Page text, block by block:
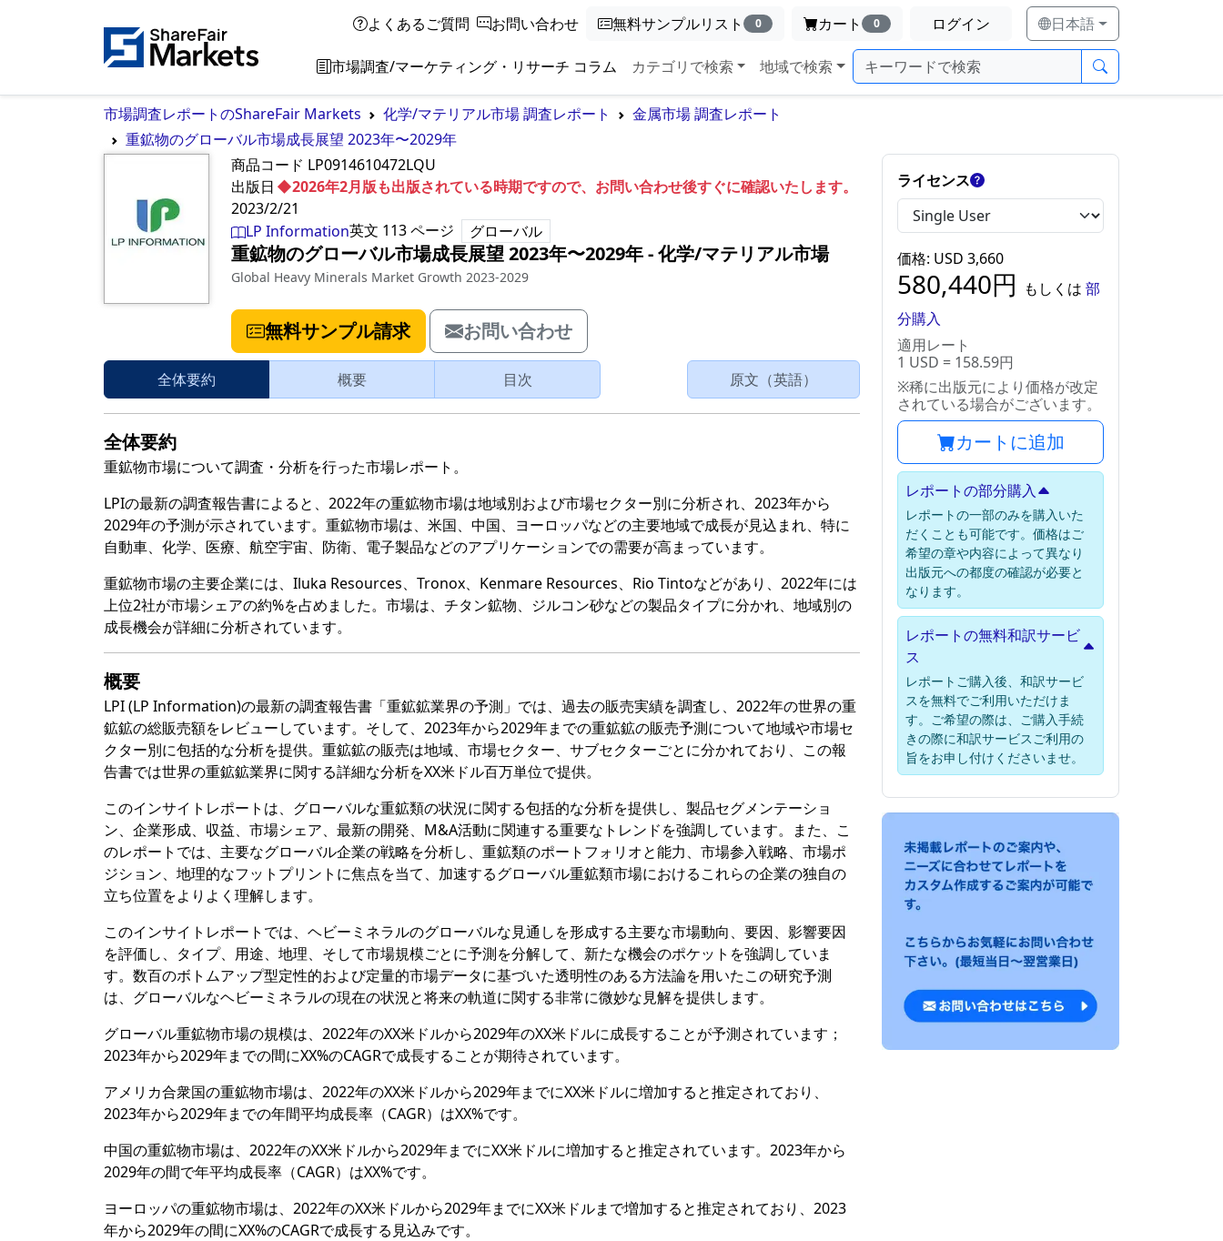
よくあるご質問 お問い合わせ 無料サンプルリスト 0 カート 0 ログイン 日本語
市場調査/マーケティング・リサーチ コラム カテゴリで検索 地域で検索
市場調査レポートのShareFair Markets 化学/マテリアル市場 調査レポート
金属市場 調査レポート
重鉱物のグローバル市場成長展望 2023年〜2029年
商品コード LP0914610472LQU
◆2026年2月版も出版されている時期ですので、お問い合わせ後すぐに確認いたします。
出版日
2023/2/21
LP Information英文 113ページ グローバル
重鉱物のグローバル市場成長展望 2023年〜2029年‐化学/マテリアル市場
Global Heavy Minerals Market Growth 2023-2029
無料サンプル請求 お問い合わせ
全体要約 概要 目次 原文（英語）
全体要約
重鉱物市場について調査・分析を行った市場レポート。
LPIの最新の調査報告書によると、2022年の重鉱物市場は地域別および市場セクター別に分析され、2023年から
2029年の予測が示されています。重鉱物市場は、米国、中国、ヨーロッパなどの主要地域で成長が見込まれ、特に
自動車、化学、医療、航空宇宙、防衛、電子製品などのアプリケーションでの需要が高まっています。
重鉱物市場の主要企業には、Iluka Resources、Tronox、Kenmare Resources、Rio Tintoなどがあり、2022年には
上位2社が市場シェアの約%を占めました。市場は、チタン鉱物、ジルコン砂などの製品タイプに分かれ、地域別の
成長機会が詳細に分析されています。
概要
LPI (LP Information)の最新の調査報告書「重鉱鉱業界の予測」では、過去の販売実績を調査し、2022年の世界の重
鉱鉱の総販売額をレビューしています。そして、2023年から2029年までの重鉱鉱の販売予測について地域や市場セ
クター別に包括的な分析を提供。重鉱鉱の販売は地域、市場セクター、サブセクターごとに分かれており、この報
告書では世界の重鉱鉱業界に関する詳細な分析をXX米ドル百万単位で提供。
このインサイトレポートは、グローバルな重鉱類の状況に関する包括的な分析を提供し、製品セグメンテーショ
ン、企業形成、収益、市場シェア、最新の開発、M&A活動に関連する重要なトレンドを強調しています。また、こ
のレポートでは、主要なグローバル企業の戦略を分析し、重鉱類のポートフォリオと能力、市場参入戦略、市場ポ
ジション、地理的なフットプリントに焦点を当て、加速するグローバル重鉱類市場におけるこれらの企業の独自の
立ち位置をよりよく理解します。
このインサイトレポートでは、ヘビーミネラルのグローバルな見通しを形成する主要な市場動向、要因、影響要因
を評価し、タイプ、用途、地理、そして市場規模ごとに予測を分解して、新たな機会のポケットを強調していま
す。数百のボトムアップ型定性的および定量的市場データに基づいた透明性のある方法論を用いたこの研究予測
は、グローバルなヘビーミネラルの現在の状況と将来の軌道に関する非常に微妙な見解を提供します。
グローバル重鉱物市場の規模は、2022年のXX米ドルから2029年のXX米ドルに成長することが予測されています；
2023年から2029年までの間にXX%のCAGRで成長することが期待されています。
アメリカ合衆国の重鉱物市場は、2022年のXX米ドルから2029年までにXX米ドルに増加すると推定されており、
2023年から2029年までの年間平均成長率（CAGR）はXX%です。
中国の重鉱物市場は、2022年のXX米ドルから2029年までにXX米ドルに増加すると推定されています。2023年から
2029年の間で年平均成長率（CAGR）はXX%です。
ヨーロッパの重鉱物市場は、2022年のXX米ドルから2029年までにXX米ドルまで増加すると推定されており、2023
年から2029年の間にXX%のCAGRで成長する見込みです。
ライセンス
価格: USD 3,660
580,440円 もしくは 部
分購入
適用レート
1 USD = 158.59円
※稀に出版元により価格が改定
されている場合がございます。
カートに追加
レポートの部分購入
レポートの一部のみを購入いた
だくことも可能です。価格はご
希望の章や内容によって異なり
出版元への都度の確認が必要と
なります。
レポートの無料和訳サービ
ス
レポートご購入後、和訳サービ
スを無料でご利用いただけま
す。ご希望の際は、ご購入手続
きの際に和訳サービスご利用の
旨をお申し付けくださいませ。